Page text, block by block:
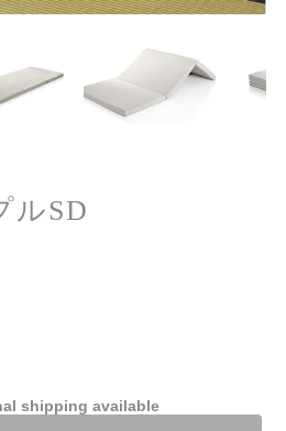
ルSD
shipping available